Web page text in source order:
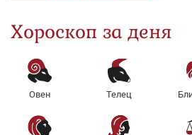
Хороскоп за деня
Овен Телец